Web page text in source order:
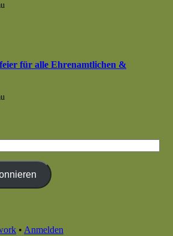
für alle Ehrenamtlichen &
• Anmelden